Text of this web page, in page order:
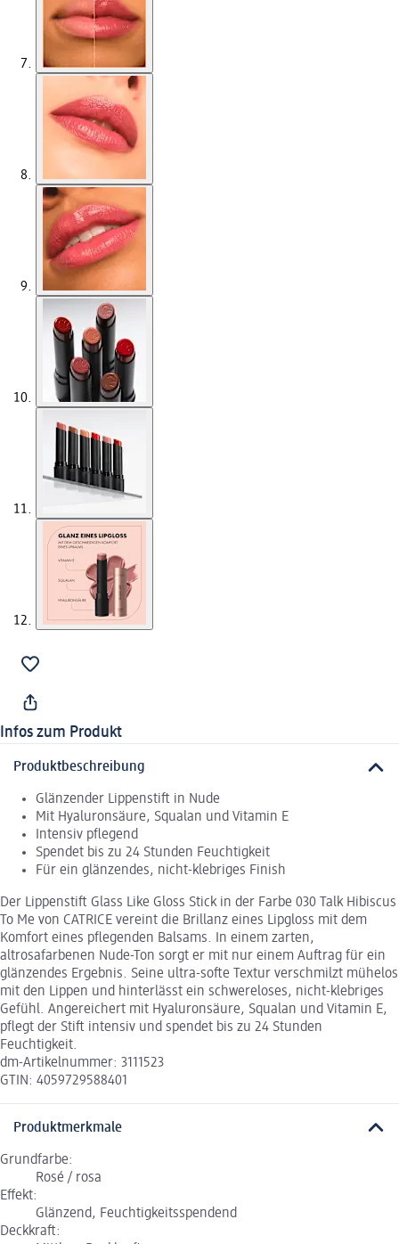
Infos zum Produkt
Produktbeschreibung
Glänzender Lippenstift in Nude
Mit Hyaluronsäure, Squalan und Vitamin E
Intensiv pflegend
Spendet bis zu 24 Stunden Feuchtigkeit
Für ein glänzendes, nicht-klebriges Finish
Der Lippenstift Glass Like Gloss Stick in der Farbe 030 Talk Hibiscus
To Me von CATRICE vereint die Brillanz eines Lipgloss mit dem
Komfort eines pflegenden Balsams. In einem zarten,
altrosafarbenen Nude-Ton sorgt er mit nur einem Auftrag für ein
glänzendes Ergebnis. Seine ultra-softe Textur verschmilzt mühelos
mit den Lippen und hinterlässt ein schwereloses, nicht-klebriges
Gefühl. Angereichert mit Hyaluronsäure, Squalan und Vitamin E,
pflegt der Stift intensiv und spendet bis zu 24 Stunden
Feuchtigkeit.
dm-Artikelnummer: 3111523
GTIN: 4059729588401
Produktmerkmale
Grundfarbe:
Rosé / rosa
Effekt:
Glänzend, Feuchtigkeitsspendend
Deckkraft: